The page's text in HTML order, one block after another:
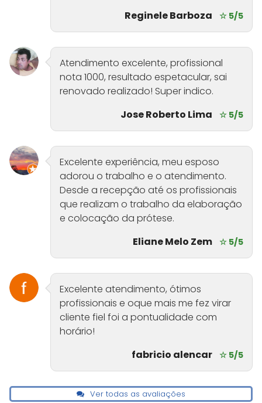
Reginele Barboza
☆ 5/5
Atendimento excelente, profissional
nota 1000, resultado espetacular, sai
renovado realizado! Super indico.
Jose Roberto Lima
☆ 5/5
Excelente experiência, meu esposo
adorou o trabalho e o atendimento.
Desde a recepção até os profissionais
que realizam o trabalho da elaboração
e colocação da prótese.
Eliane Melo Zem ☆ 5/5
Excelente atendimento, ótimos
profissionais e oque mais me fez virar
cliente fiel foi a pontualidade com
horário!
fabricio alencar ☆ 5/5
Ver todas as avaliações